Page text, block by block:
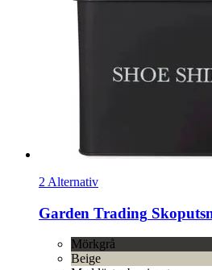
2 Alternativ
Garden Trading
Mörkgrå
Beige